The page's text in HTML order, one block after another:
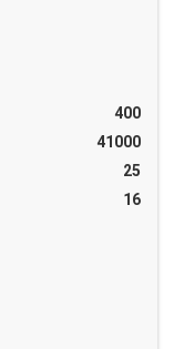
400
41000
25
16